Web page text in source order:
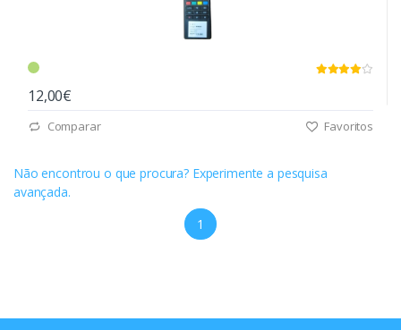
12,00€
Comparar Favoritos
Não encontrou o que procura? Experimente a pesquisa
avançada.
1